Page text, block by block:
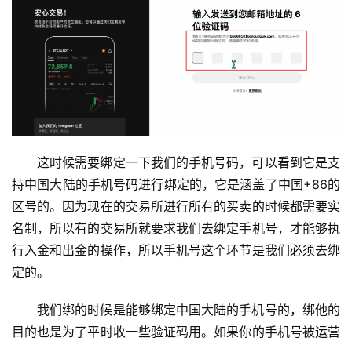
这时候需要绑定一下我们的手机号码，可以看到它是支
持中国大陆的手机号码进行绑定的，它是涵盖了中国+86的
区号的。因为现在的交易所进行所有的买卖的时候都需要实
名制，所以有的交易所就要求我们去绑定手机号，才能够执
行入金和出金的操作，所以手机号这个环节是我们必须去绑
定的。
我们绑的时候是能够绑定中国大陆的手机号的，绑他的
目的也是为了平时收一些验证码用。如果你的手机号被运营